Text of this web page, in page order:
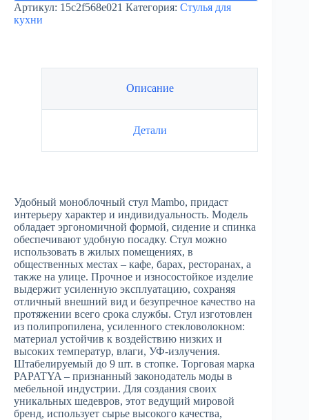
Артикул: 15c2f568e021 Категория: Стулья для
кухни
Описание
Детали
Удобный моноблочный стул Mambo, придаст
интерьеру характер и индивидуальность. Модель
обладает эргономичной формой, сидение и спинка
обеспечивают удобную посадку. Стул можно
использовать в жилых помещениях, в
общественных местах – кафе, барах, ресторанах, а
также на улице. Прочное и износостойкое изделие
выдержит усиленную эксплуатацию, сохраняя
отличный внешний вид и безупречное качество на
протяжении всего срока службы. Стул изготовлен
из полипропилена, усиленного стекловолокном:
материал устойчив к воздействию низких и
высоких температур, влаги, УФ-излучения.
Штабелируемый до 9 шт. в стопке. Торговая марка
PAPATYA – признанный законодатель моды в
мебельной индустрии. Для создания своих
уникальных шедевров, этот ведущий мировой
бренд, использует сырье высокого качества,